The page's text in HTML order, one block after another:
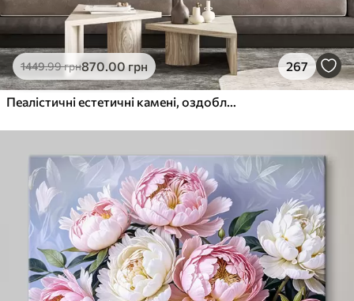
1449.99грн870.00 грн 267
Пеалістичні естетичні камені, оздоблення будинку, природне освітлення